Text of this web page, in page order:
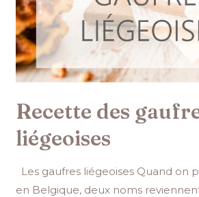
Recette des
liégeoises
Les gaufres liégeoises Quand on
en Belgique, deux noms